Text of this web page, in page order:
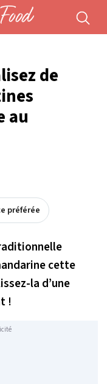
de
au
préférée
cette
la d’une
!